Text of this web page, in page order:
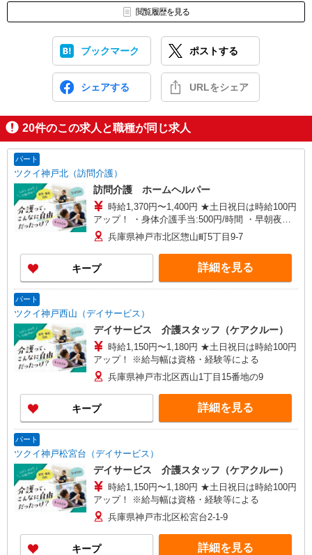
閲覧履歴を見る
ブックマーク ポストする
シェアする URLをシェア
20件のこの求人と職種が同じ求人
パート
ツクイ神戸北（訪問介護）
訪問介護 ホームヘルパー
時給1,370円〜1,400円 ★土日祝日は時給100円
アップ！ ・身体介護手当:500円/時間 ・早朝夜間
深夜手当:300円/時間 （18:00〜翌07:59の時間
帯） ・ICT手当:2,000円/月 ・深夜割増は別途支給
・ケア→ケアの移動時間も賃金（時給）を支給 ・
特定事業所加算手当:60円/時間含む ※給与幅は資
格・経験等による
兵庫県神戸市北区惣山町5丁目9-7
キープ 詳細を見る
パート
ツクイ神戸西山（デイサービス）
デイサービス 介護スタッフ（ケアクルー）
時給1,150円〜1,180円 ★土日祝日は時給100円
アップ！ ※給与幅は資格・経験等による
兵庫県神戸市北区西山1丁目15番地の9
キープ 詳細を見る
パート
ツクイ神戸松宮台（デイサービス）
デイサービス 介護スタッフ（ケアクルー）
時給1,150円〜1,180円 ★土日祝日は時給100円
アップ！ ※給与幅は資格・経験等による
兵庫県神戸市北区松宮台2-1-9
キープ 詳細を見る